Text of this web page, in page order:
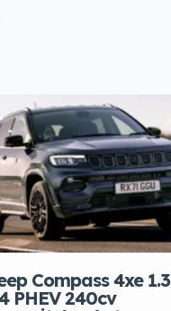
Compass 4xe 1.3
PHEV 240cv